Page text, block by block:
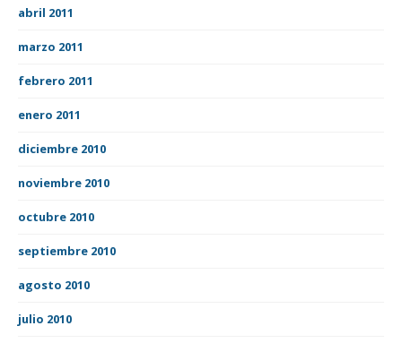
abril 2011
marzo 2011
febrero 2011
enero 2011
diciembre 2010
noviembre 2010
octubre 2010
septiembre 2010
agosto 2010
julio 2010